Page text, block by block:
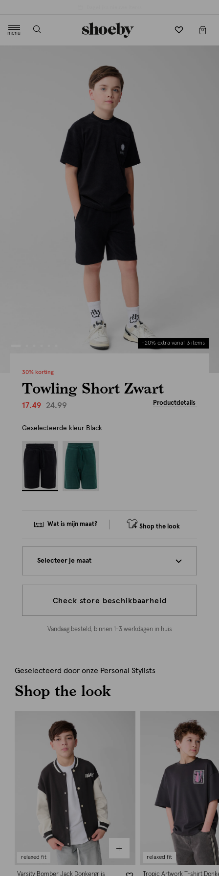
menu
-20% extra vanaf 3 items
30% korting
Towling Short Zwart
17.49 24.99 Productdetails
Geselecteerde kleur Black
Wat is mijn maat? Shop the look
Selecteer je maat
Check store beschikbaarheid
Vandaag besteld, binnen 1-3 werkdagen in huis
Geselecteerd door onze Personal Stylists
Shop the look
relaxed fit
Varsity Bomber Jack Donkergrijs
relaxed fit
Tropic Artwork T-shirt